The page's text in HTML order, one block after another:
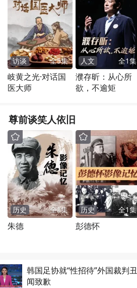
访谈 全5集
岐黄之光·对话国
医大师
人文 全1集
濮存昕：从心所
欲，不逾矩
尊前谈笑人依旧
历史 全1集
朱德
历史 全1集
彭德怀